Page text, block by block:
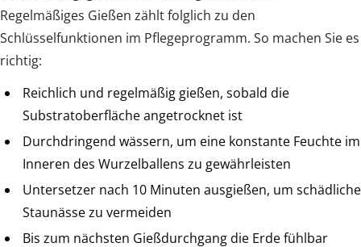
Regelmäßiges Gießen zählt folglich zu den
Schlüsselfunktionen im Pflegeprogramm. So machen Sie es
richtig:
Reichlich und regelmäßig gießen, sobald die
Substratoberfläche angetrocknet ist
Durchdringend wässern, um eine konstante Feuchte im
Inneren des Wurzelballens zu gewährleisten
Untersetzer nach 10 Minuten ausgießen, um schädliche
Staunässe zu vermeiden
Bis zum nächsten Gießdurchgang die Erde fühlbar